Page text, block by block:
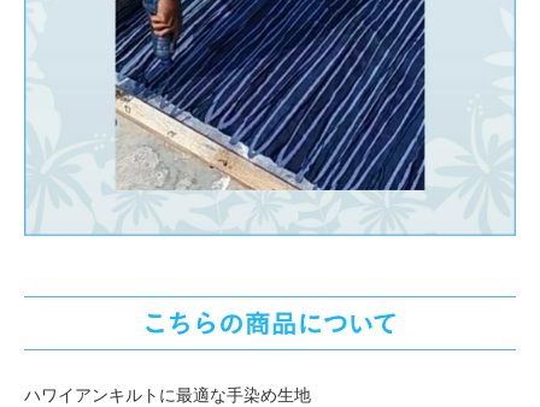
ハワイアンキルトに最適な手染め生地